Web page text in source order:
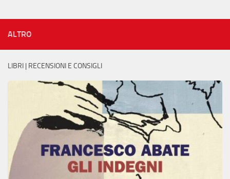
ALTRO
LIBRI | RECENSIONI E CONSIGLI